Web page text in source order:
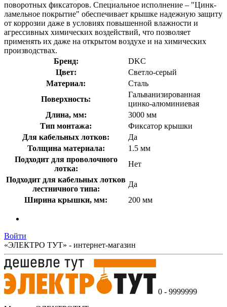
поворотных фиксаторов. Специальное исполнение – "Цинк-
ламельное покрытие" обеспечивает крышке надежную защиту
от коррозии даже в условиях повышенной влажности и
агрессивных химических воздействий, что позволяет
применять их даже на открытом воздухе и на химических
производствах.
Бренд:
DKC
Цвет:
Светло-серый
Материал:
Сталь
Поверхность:
Гальванизированная
цинко-алюминиевая
Длина, мм:
3000 мм
Тип монтажа:
Фиксатор крышки
Для кабельных лотков:
Да
Толщина материала:
1.5 мм
Подходит для проволочного
лотка:
Нет
Подходит для кабельных лотков
лестничного типа:
Да
Ширина крышки, мм:
200 мм
Войти
«ЭЛЕКТРО ТУТ» - интернет-магазин
0 - 9999999